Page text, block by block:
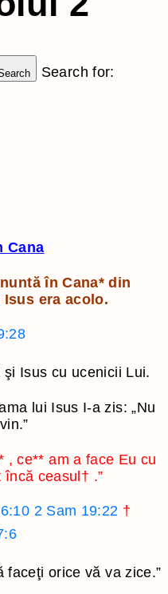
Search for:
Cana
în Cana* din
Isus era acolo.
Isus cu ucenicii Lui.
lui Isus I-a zis: „Nu
, ce** am a face Eu cu
încă ceasul† .”
2 Sam 19:22 †
faceţi orice vă va zice.”